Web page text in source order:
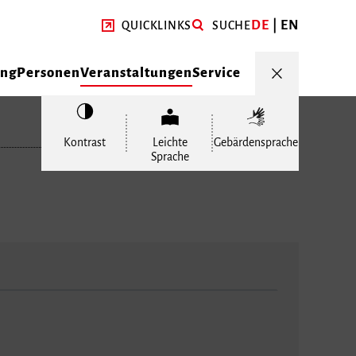
QUICKLINKS SUCHEDE EN
PersonenVeranstaltungenService
Kontrast
Leichte
Sprache
Gebärdensprache